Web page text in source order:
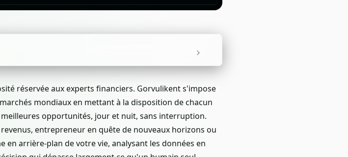
réservée aux experts financiers. Gorvulikent s'impose
mondiaux en mettant à la disposition de chacun
opportunités, jour et nuit, sans interruption.
entrepreneur en quête de nouveaux horizons ou
arrière-plan de votre vie, analysant les données en